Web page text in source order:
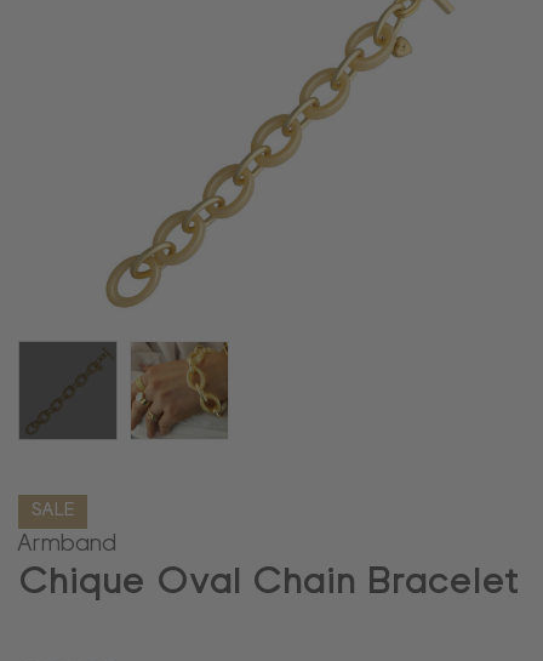
SALE
Armband
Chique Oval Chain Bracelet